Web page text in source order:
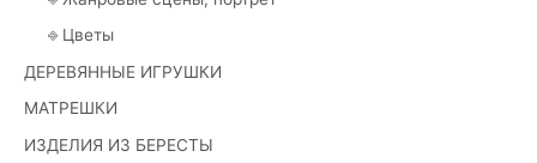
⎆ Цветы
ДЕРЕВЯННЫЕ ИГРУШКИ
МАТРЕШКИ
ИЗДЕЛИЯ ИЗ БЕРЕСТЫ